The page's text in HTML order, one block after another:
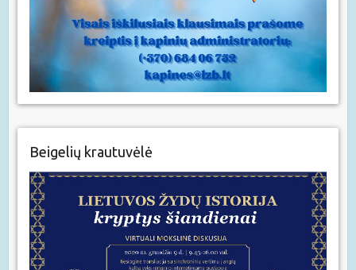
Beigelių krautuvėlė